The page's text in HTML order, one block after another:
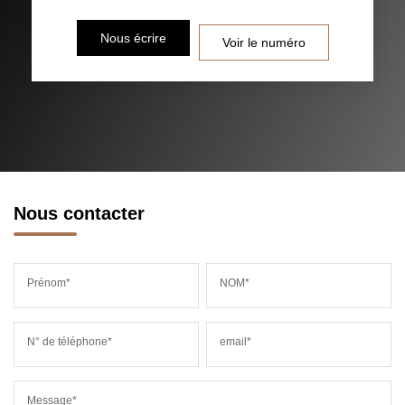
ECOLES ET CRÈCHES
Nous écrire Voir le numéro
Nous contacter
Prénom* NOM*
N° de téléphone* email*
Message*